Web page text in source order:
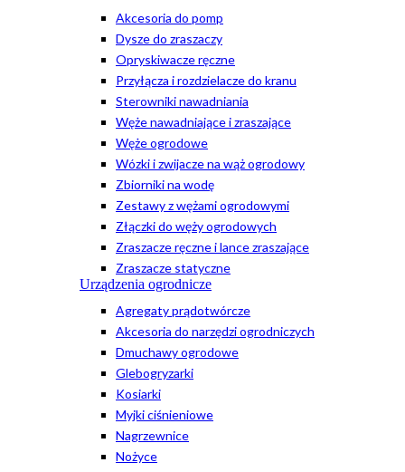
Akcesoria do pomp
Dysze do zraszaczy
Opryskiwacze ręczne
Przyłącza i rozdzielacze do kranu
Sterowniki nawadniania
Węże nawadniające i zraszające
Węże ogrodowe
Wózki i zwijacze na wąż ogrodowy
Zbiorniki na wodę
Zestawy z wężami ogrodowymi
Złączki do węży ogrodowych
Zraszacze ręczne i lance zraszające
Zraszacze statyczne
Urządzenia ogrodnicze
Agregaty prądotwórcze
Akcesoria do narzędzi ogrodniczych
Dmuchawy ogrodowe
Glebogryzarki
Kosiarki
Myjki ciśnieniowe
Nagrzewnice
Nożyce